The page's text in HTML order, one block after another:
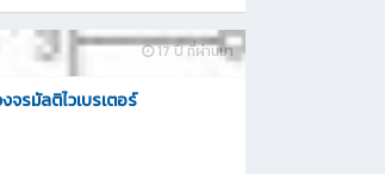
17 ปี ที่ผ่านมา
จรมัลติไวเบรเตอร์